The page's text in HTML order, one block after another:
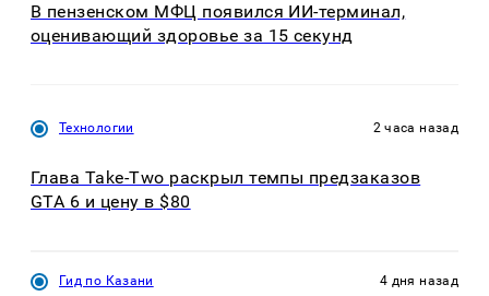
В пензенском МФЦ появился ИИ-терминал,
оценивающий здоровье за 15 секунд
Технологии 2 часа назад
Глава Take-Two раскрыл темпы предзаказов
GTA 6 и цену в $80
Гид по Казани 4 дня назад